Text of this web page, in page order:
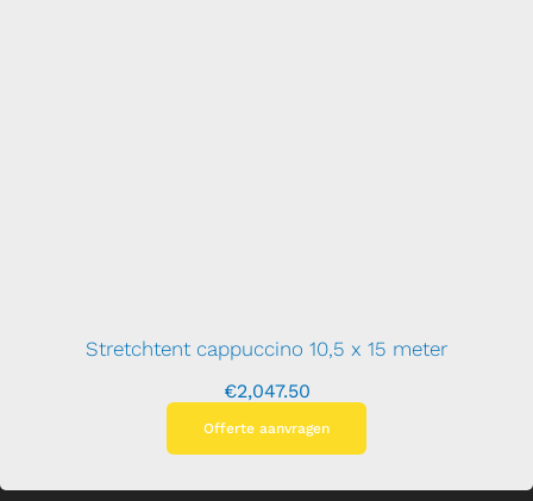
Stretchtent cappuccino 10,5 x 15 meter
€2,047.50
Offerte aanvragen